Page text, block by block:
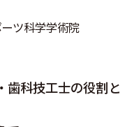
ツ科学学術院
歯科技工士の役割と